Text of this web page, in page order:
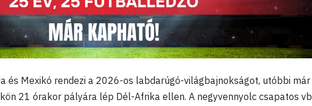
és Mexikó rendezi a 2026-os labdarúgó-világbajnokságot, utóbbi már
21 órakor pályára lép Dél-Afrika ellen. A negyvennyolc csapatos vb